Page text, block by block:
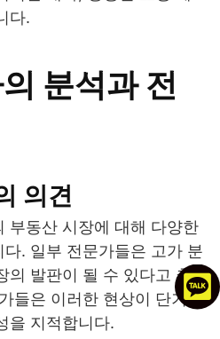
다.
분석과 전
의견
부동산 시장에 대해 다양한
. 일부 전문가들은 고가 분
의 발판이 될 수 있다고 추
들은 이러한 현상이 단기적
을 지적합니다.